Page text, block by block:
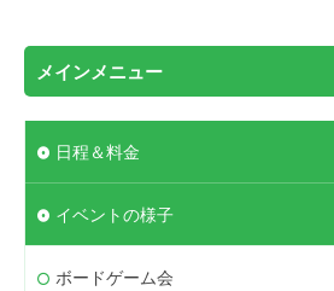
メインメニュー
日程＆料金
イベントの様子
ボードゲーム会